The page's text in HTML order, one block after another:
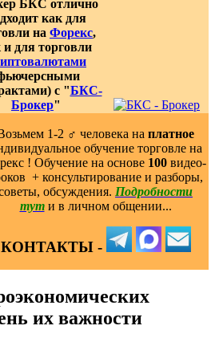
БКС отлично
как для
на Форекс,
и для торговли
с "БКС-
Брокер"
1-2 ‍♂️ человека на платное
обучение торговле на
! Обучение на основе 100видео-
+ консультирование и разборы,
обсуждения. Подробности
тут и в личном общении...
КОНТАКТЫ -
их важности